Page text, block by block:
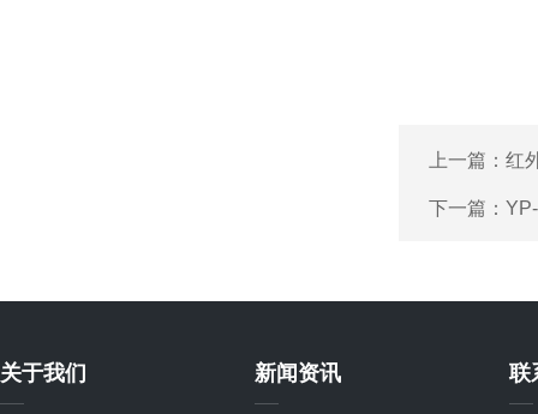
上一篇： 红
下一篇：
关于我们 新闻资讯 联